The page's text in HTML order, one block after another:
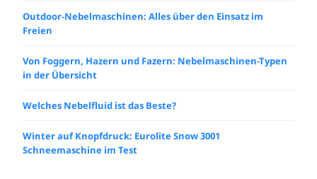
Outdoor-Nebelmaschinen: Alles über den Einsatz im
Freien
Von Foggern, Hazern und Fazern: Nebelmaschinen-Typen
in der Übersicht
Welches Nebelfluid ist das Beste?
Winter auf Knopfdruck: Eurolite Snow 3001
Schneemaschine im Test